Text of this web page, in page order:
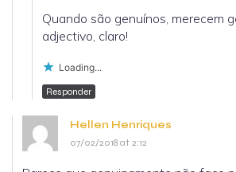
Quando são genuínos, merecem
adjectivo, claro!
Loading...
Responder
Hellen Henriques
07/02/2018 at 2:12